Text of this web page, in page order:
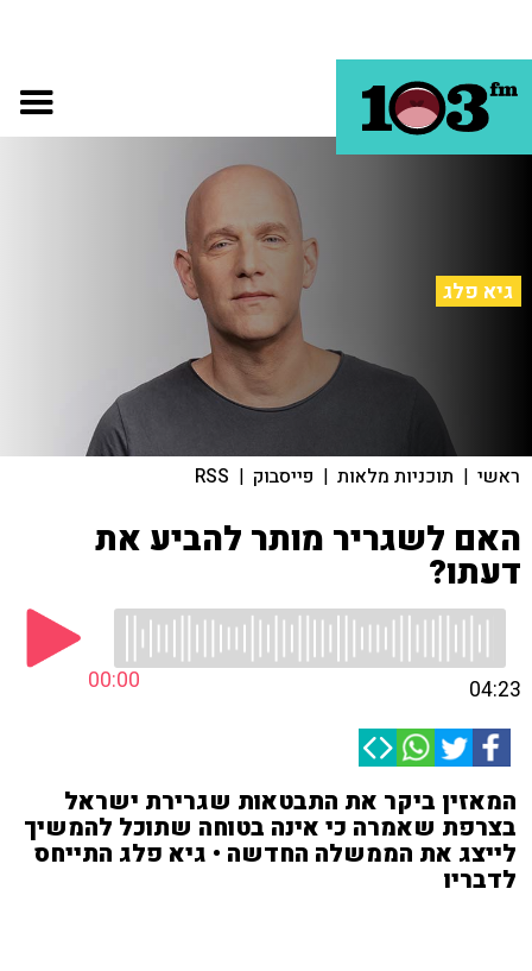
גיא פלג
ראשי | תוכניות מלאות | פייסבוק |
RSS
האם לשגריר מותר להביע את
דעתו?
00:00 04:23
המאזין ביקר את התבטאות שגרירת ישראל
בצרפת שאמרה כי אינה בטוחה שתוכל להמשיך
לייצג את הממשלה החדשה • גיא פלג התייחס
לדבריו